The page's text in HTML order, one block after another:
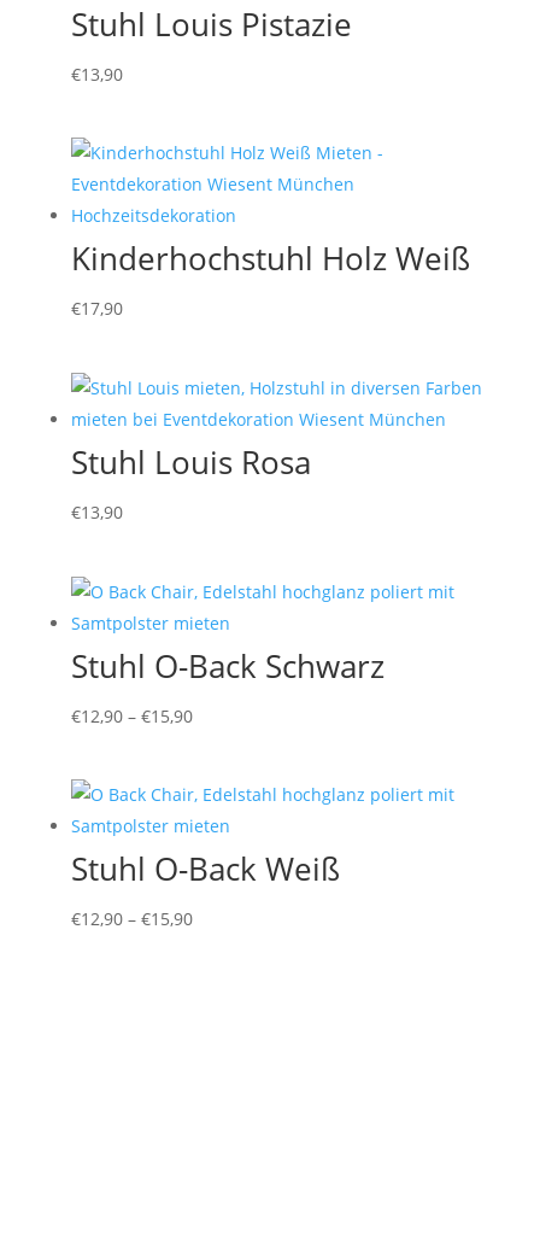
Stuhl Louis Pistazie
€13,90
Kinderhochstuhl Holz Weiß
€17,90
Stuhl Louis Rosa
€13,90
Stuhl O-Back Schwarz
€12,90– €15,90
Stuhl O-Back Weiß
€12,90– €15,90